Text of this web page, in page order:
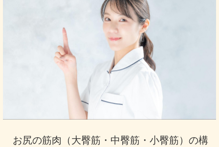
お尻の筋肉（大臀筋・中臀筋・小臀筋）の構